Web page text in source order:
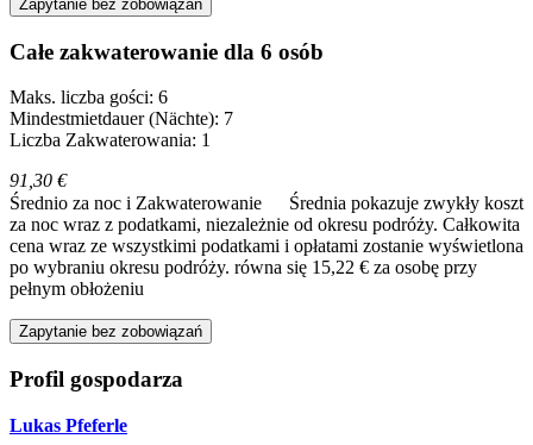
Zapytanie bez zobowiązań
Całe zakwaterowanie dla 6 osób
Maks. liczba gości: 6
Mindestmietdauer (Nächte): 7
Liczba Zakwaterowania: 1
91,30 €
Średnio za noc i Zakwaterowanie
Średnia pokazuje zwykły koszt
za noc wraz z podatkami, niezależnie od okresu podróży. Całkowita
cena wraz ze wszystkimi podatkami i opłatami zostanie wyświetlona
po wybraniu okresu podróży. równa się 15,22 € za osobę przy
pełnym obłożeniu
Zapytanie bez zobowiązań
Profil gospodarza
Lukas Pfeferle